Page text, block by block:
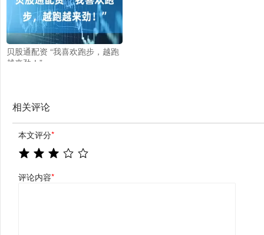
贝股通配资 “我喜欢跑步，越跑
越来劲！”
相关评论
本文评分*
评论内容*